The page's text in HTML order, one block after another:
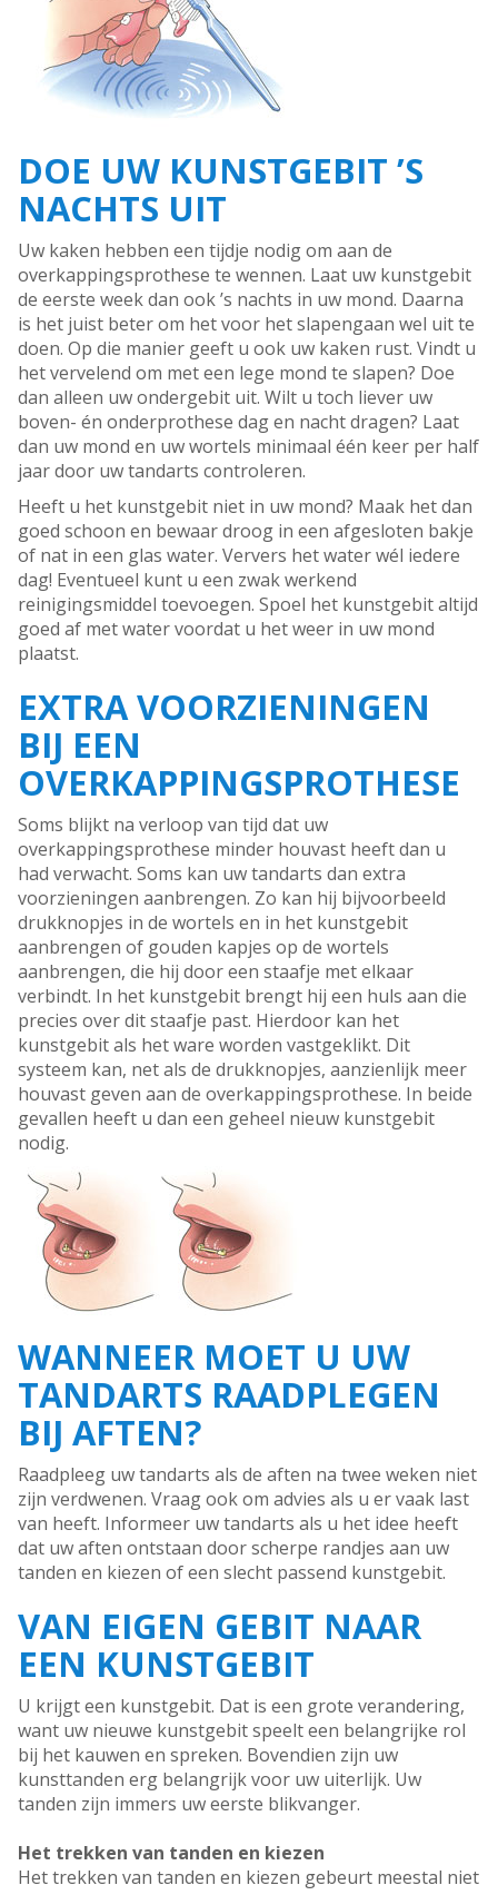
DOE UW KUNSTGEBIT ’S
NACHTS UIT
Uw kaken hebben een tijdje nodig om aan de
overkappingsprothese te wennen. Laat uw kunstgebit
de eerste week dan ook ’s nachts in uw mond. Daarna
is het juist beter om het voor het slapengaan wel uit te
doen. Op die manier geeft u ook uw kaken rust. Vindt u
het vervelend om met een lege mond te slapen? Doe
dan alleen uw ondergebit uit. Wilt u toch liever uw
boven- én onderprothese dag en nacht dragen? Laat
dan uw mond en uw wortels minimaal één keer per half
jaar door uw tandarts controleren.
Heeft u het kunstgebit niet in uw mond? Maak het dan
goed schoon en bewaar droog in een afgesloten bakje
of nat in een glas water. Ververs het water wél iedere
dag! Eventueel kunt u een zwak werkend
reinigingsmiddel toevoegen. Spoel het kunstgebit altijd
goed af met water voordat u het weer in uw mond
plaatst.
EXTRA VOORZIENINGEN
BIJ EEN
OVERKAPPINGSPROTHESE
Soms blijkt na verloop van tijd dat uw
overkappingsprothese minder houvast heeft dan u
had verwacht. Soms kan uw tandarts dan extra
voorzieningen aanbrengen. Zo kan hij bijvoorbeeld
drukknopjes in de wortels en in het kunstgebit
aanbrengen of gouden kapjes op de wortels
aanbrengen, die hij door een staafje met elkaar
verbindt. In het kunstgebit brengt hij een huls aan die
precies over dit staafje past. Hierdoor kan het
kunstgebit als het ware worden vastgeklikt. Dit
systeem kan, net als de drukknopjes, aanzienlijk meer
houvast geven aan de overkappingsprothese. In beide
gevallen heeft u dan een geheel nieuw kunstgebit
nodig.
WANNEER MOET U UW
TANDARTS RAADPLEGEN
BIJ AFTEN?
Raadpleeg uw tandarts als de aften na twee weken niet
zijn verdwenen. Vraag ook om advies als u er vaak last
van heeft. Informeer uw tandarts als u het idee heeft
dat uw aften ontstaan door scherpe randjes aan uw
tanden en kiezen of een slecht passend kunstgebit.
VAN EIGEN GEBIT NAAR
EEN KUNSTGEBIT
U krijgt een kunstgebit. Dat is een grote verandering,
want uw nieuwe kunstgebit speelt een belangrijke rol
bij het kauwen en spreken. Bovendien zijn uw
kunsttanden erg belangrijk voor uw uiterlijk. Uw
tanden zijn immers uw eerste blikvanger.
Het trekken van tanden en kiezen
Het trekken van tanden en kiezen gebeurt meestal niet